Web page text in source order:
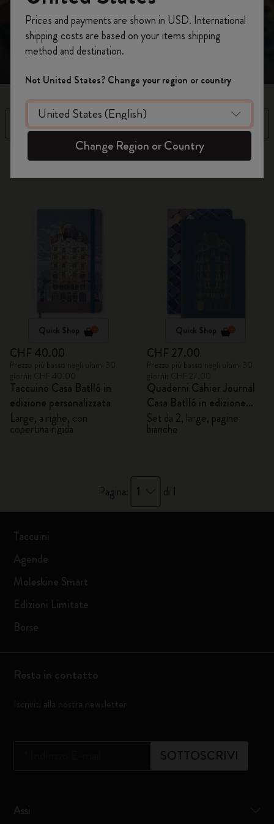
bellissime". Antoni Gaudí
Filtra Ordina per
2 Prodotti
Quick Shop
CHF 40.00
Taccuino Casa Batlló in
edizione personalizzata
Large, a righe, con
copertina rigida
Quick Shop
CHF 27.00
Quaderni Cahier Journal
Casa Batlló in edizione
personalizzata
Set da 2, large, pagine
bianche
Pagina: 1 di 1
Taccuini
Agende
Moleskine Smart
Edizioni Limitate
Borse
Resta in contatto
Iscriviti alla nostra newsletter
SOTTOSCRIVI
Assi
spedizione gratuita sul tuo primo ordine
usando il codiceWELCOME10.
Crea un account Moleskine per avere accesso
ad offerte, vantaggi e tanta ispirazione.
Registrati!
Prices and payments are shown in USD. International
shipping costs are based on your items shipping
method and destination.
Not United States? Change your region or country
Change Region or Country